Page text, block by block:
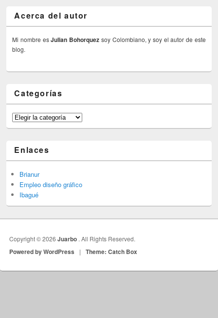
Acerca del autor
Mi nombre esJulian Bohorquez soy Colombiano, y soy el autor de este
blog.
Categorías
Categorías
Enlaces
Brianur
Empleo diseño gráfico
Ibagué
Copyright © 2026Juarbo . All Rights Reserved.
Powered by WordPress | Theme: Catch Box